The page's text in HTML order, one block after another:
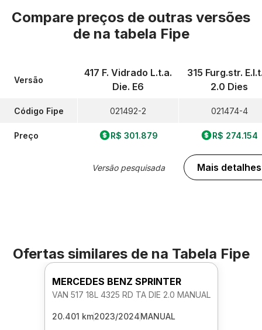
Compare preços de outras versões
de na tabela Fipe
Versão
Código Fipe
Preço
417 F. Vidrado L.t.a.
Die. E6
021492-2
R$ 301.879
Versão pesquisada
315 Furg.str.
2.0 Dies
021474-4
R$ 274.154
Mais detalhes
Ofertas similares de na Tabela Fipe
MERCEDES BENZ SPRINTER
VAN 517 18L 4325 RD TA DIE 2.0 MANUAL
20.401 km2023/2024MANUAL